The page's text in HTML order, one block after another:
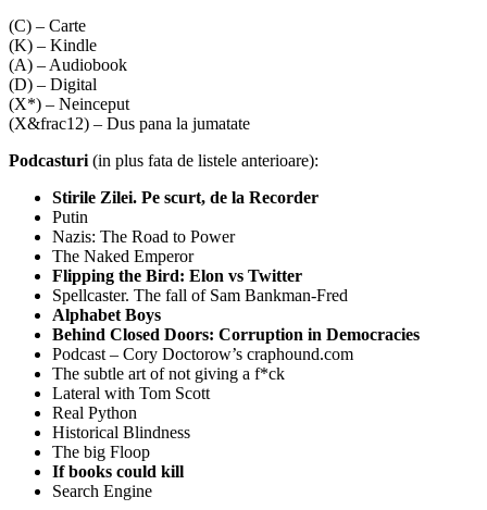
(C) – Carte
(K) – Kindle
(A) – Audiobook
(D) – Digital
(X*) – Neinceput
(X&frac12) – Dus pana la jumatate
Podcasturi (in plus fata de listele anterioare):
Stirile Zilei. Pe scurt, de la Recorder
Putin
Nazis: The Road to Power
The Naked Emperor
Flipping the Bird: Elon vs Twitter
Spellcaster. The fall of Sam Bankman-Fred
Alphabet Boys
Behind Closed Doors: Corruption in Democracies
Podcast – Cory Doctorow’s craphound.com
The subtle art of not giving a f*ck
Lateral with Tom Scott
Real Python
Historical Blindness
The big Floop
If books could kill
Search Engine